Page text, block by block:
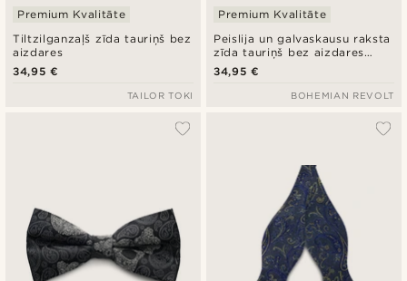
Tiltzilganzaļš zīda tauriņš bez
aizdares
Premium Kvalitāte
34,95 €
TAILOR TOKI
Peislija un galvaskausu raksta
zīda tauriņš bez aizdares
melnā un pelēkā krāsā
Premium Kvalitāte
34,95 €
BOHEMIAN REVOLT